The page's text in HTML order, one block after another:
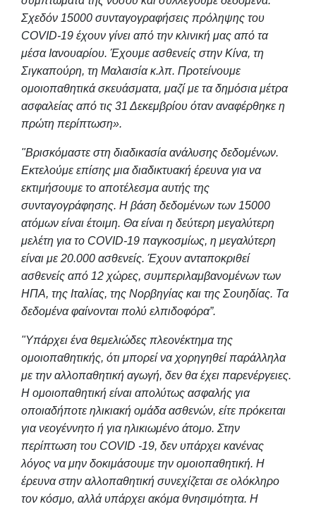
Σχεδόν 15000 συνταγογραφήσεις πρόληψης του
COVID-19 έχουν γίνει από την κλινική μας από τα
μέσα Ιανουαρίου. Έχουμε ασθενείς στην Κίνα, τη
Σιγκαπούρη, τη Μαλαισία κ.λπ. Προτείνουμε
ομοιοπαθητικά σκευάσματα, μαζί με τα δημόσια μέτρα
ασφαλείας από τις 31 Δεκεμβρίου όταν αναφέρθηκε η
πρώτη περίπτωση».
"Βρισκόμαστε στη διαδικασία ανάλυσης δεδομένων.
Εκτελούμε επίσης μια διαδικτυακή έρευνα για να
εκτιμήσουμε το αποτέλεσμα αυτής της
συνταγογράφησης. Η βάση δεδομένων των 15000
ατόμων είναι έτοιμη. Θα είναι η δεύτερη μεγαλύτερη
μελέτη για το COVID-19 παγκοσμίως, η μεγαλύτερη
είναι με 20.000 ασθενείς. Έχουν ανταποκριθεί
ασθενείς από 12 χώρες, συμπεριλαμβανομένων των
ΗΠΑ, της Ιταλίας, της Νορβηγίας και της Σουηδίας. Τα
δεδομένα φαίνονται πολύ ελπιδοφόρα”.
"Υπάρχει ένα θεμελιώδες πλεονέκτημα της
ομοιοπαθητικής, ότι μπορεί να χορηγηθεί παράλληλα
με την αλλοπαθητική αγωγή, δεν θα έχει παρενέργειες.
Η ομοιοπαθητική είναι απολύτως ασφαλής για
οποιαδήποτε ηλικιακή ομάδα ασθενών, είτε πρόκειται
για νεογέννητο ή για ηλικιωμένο άτομο. Στην
περίπτωση του COVID -19, δεν υπάρχει κανένας
λόγος να μην δοκιμάσουμε την ομοιοπαθητική. Η
έρευνα στην αλλοπαθητική συνεχίζεται σε ολόκληρο
τον κόσμο, αλλά υπάρχει ακόμα θνησιμότητα. Η